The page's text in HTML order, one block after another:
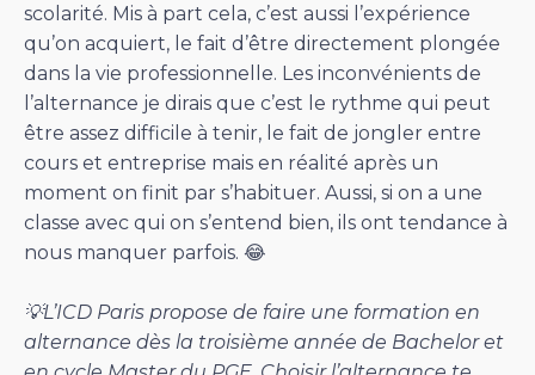
scolarité. Mis à part cela, c’est aussi l’expérience
qu’on acquiert, le fait d’être directement plongée
dans la vie professionnelle. Les inconvénients de
l’alternance je dirais que c’est le rythme qui peut
être assez difficile à tenir, le fait de jongler entre
cours et entreprise mais en réalité après un
moment on finit par s’habituer. Aussi, si on a une
classe avec qui on s’entend bien, ils ont tendance à
nous manquer parfois. 😂
💡L’ICD Paris propose de faire une formation en
alternance dès la troisième année de Bachelor et